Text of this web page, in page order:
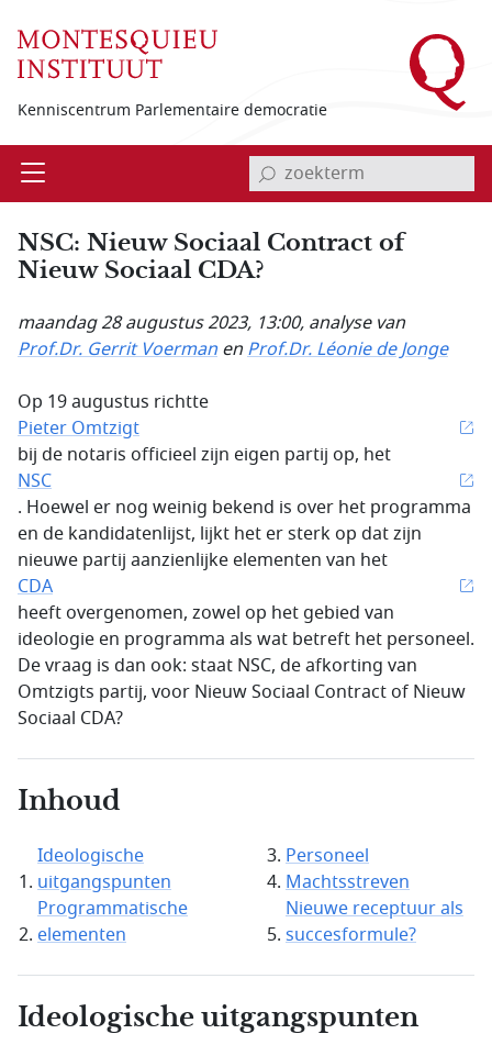
Kenniscentrum Parlementaire democratie
Open invoerveld zoekterm
NSC: Nieuw Sociaal Contract of
Nieuw Sociaal CDA?
maandag 28 augustus 2023, 13:00, analyse van
Prof.Dr. Gerrit Voerman enProf.Dr. Léonie de Jonge
Op 19 augustus richtte
Pieter Omtzigt
bij de notaris officieel zijn eigen partij op, het
NSC
. Hoewel er nog weinig bekend is over het programma
en de kandidatenlijst, lijkt het er sterk op dat zijn
nieuwe partij aanzienlijke elementen van het
CDA
heeft overgenomen, zowel op het gebied van
ideologie en programma als wat betreft het personeel.
De vraag is dan ook: staat NSC, de afkorting van
Omtzigts partij, voor Nieuw Sociaal Contract of Nieuw
Sociaal CDA?
Inhoud
Ideologische
uitgangspunten
Programmatische
elementen
Personeel
Machtsstreven
Nieuwe receptuur als
succesformule?
Ideologische uitgangspunten